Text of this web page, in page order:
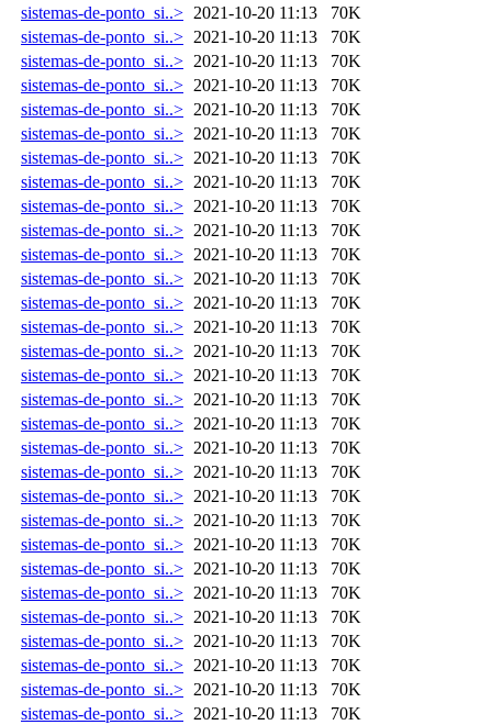
sistemas-de-ponto_si..> 2021-10-20 11:13
70K
sistemas-de-ponto_si..> 2021-10-20 11:13
70K
sistemas-de-ponto_si..> 2021-10-20 11:13
70K
sistemas-de-ponto_si..> 2021-10-20 11:13
70K
sistemas-de-ponto_si..> 2021-10-20 11:13
70K
sistemas-de-ponto_si..> 2021-10-20 11:13
70K
sistemas-de-ponto_si..> 2021-10-20 11:13
70K
sistemas-de-ponto_si..> 2021-10-20 11:13
70K
sistemas-de-ponto_si..> 2021-10-20 11:13
70K
sistemas-de-ponto_si..> 2021-10-20 11:13
70K
sistemas-de-ponto_si..> 2021-10-20 11:13
70K
sistemas-de-ponto_si..> 2021-10-20 11:13
70K
sistemas-de-ponto_si..> 2021-10-20 11:13
70K
sistemas-de-ponto_si..> 2021-10-20 11:13
70K
sistemas-de-ponto_si..> 2021-10-20 11:13
70K
sistemas-de-ponto_si..> 2021-10-20 11:13
70K
sistemas-de-ponto_si..> 2021-10-20 11:13
70K
sistemas-de-ponto_si..> 2021-10-20 11:13
70K
sistemas-de-ponto_si..> 2021-10-20 11:13
70K
sistemas-de-ponto_si..> 2021-10-20 11:13
70K
sistemas-de-ponto_si..> 2021-10-20 11:13
70K
sistemas-de-ponto_si..> 2021-10-20 11:13
70K
sistemas-de-ponto_si..> 2021-10-20 11:13
70K
sistemas-de-ponto_si..> 2021-10-20 11:13
70K
sistemas-de-ponto_si..> 2021-10-20 11:13
70K
sistemas-de-ponto_si..> 2021-10-20 11:13
70K
sistemas-de-ponto_si..> 2021-10-20 11:13
70K
sistemas-de-ponto_si..> 2021-10-20 11:13
70K
sistemas-de-ponto_si..> 2021-10-20 11:13
70K
sistemas-de-ponto_si..> 2021-10-20 11:13
70K